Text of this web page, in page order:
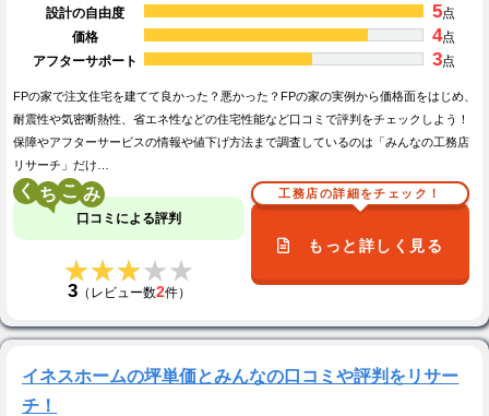
設計の自由度
5点
価格
4点
アフターサポート
3点
FPの家で注文住宅を建てて良かった？悪かった？FPの家の実例から価格面をはじめ、
耐震性や気密断熱性、省エネ性などの住宅性能など口コミで評判をチェックしよう！
保障やアフターサービスの情報や値下げ方法まで調査しているのは「みんなの工務店
リサーチ」だけ…
く こ
口コミによる評判
★★★★★
★★★★★
3（レビュー数2件）
工務店の詳細をチェック！
もっと詳しく見る
イネスホームの坪単価とみんなの口コミや評判をリサー
チ！